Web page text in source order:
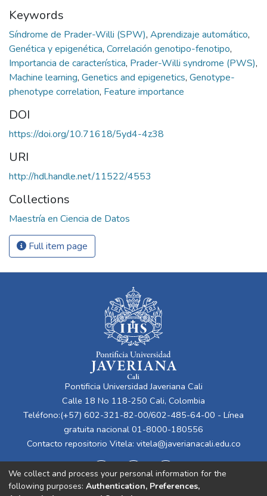
Keywords
Síndrome de Prader-Willi (SPW), Aprendizaje automático,
Genética y epigenética, Correlación genotipo-fenotipo,
Importancia de característica, Prader-Willi syndrome (PWS),
Machine learning, Genetics and epigenetics, Genotype-
phenotype correlation, Feature importance
DOI
https://doi.org/10.71618/5yd4-4z38
URI
http://hdl.handle.net/11522/4553
Collections
Maestría en Ciencia de Datos
Full item page
Pontificia Universidad Javeriana Cali
Calle 18 No 118-250 Cali, Colombia
Teléfono:(+57) 602-321-82-00/602-485-64-00 - Línea
gratuita nacional 01-8000-180556
Contacto repositorio Vitela: vitela@javerianacali.edu.co
We collect and process your personal information for the
following purposes: Authentication, Preferences,